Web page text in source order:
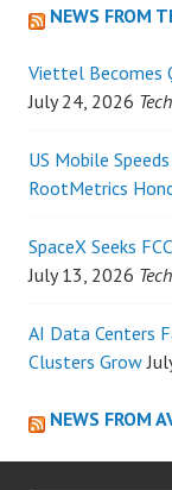
NEWS FROM
Viettel Becomes
July 24, 2026
US Mobile
RootMetrics
SpaceX Seeks
July 13, 2026
AI Data Centers
Clusters Grow
NEWS FROM